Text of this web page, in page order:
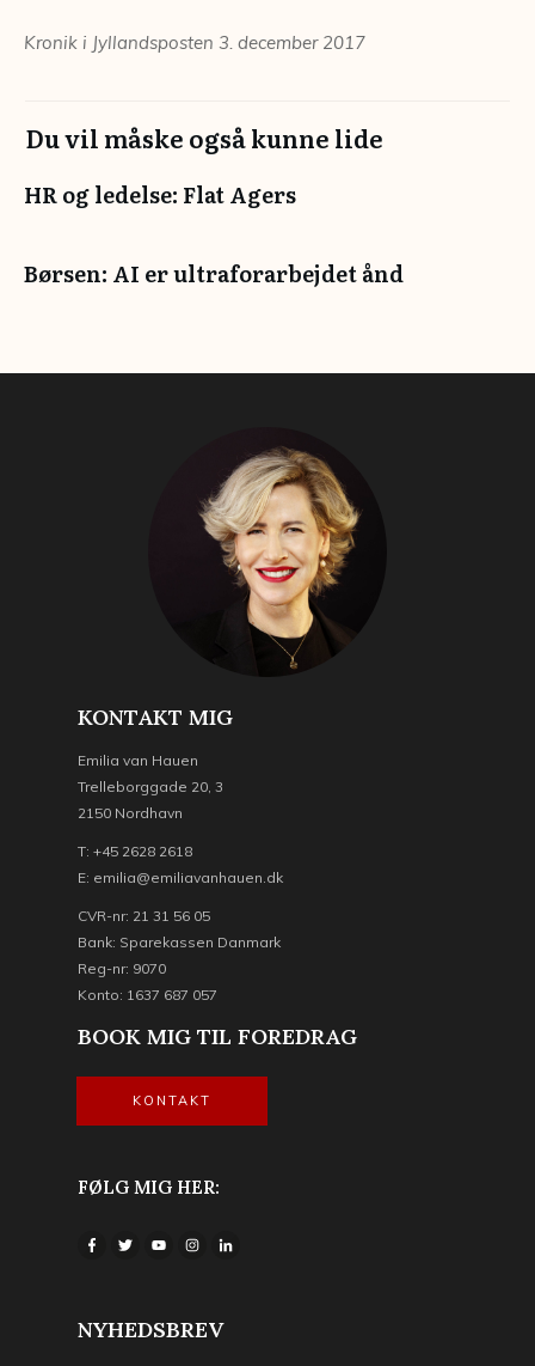
Kronik i Jyllandsposten 3. december 2017
Du vil måske også kunne lide
HR og ledelse: Flat Agers
Børsen: AI er ultraforarbejdet ånd
KONTAKT MIG
Emilia van Hauen
Trelleborggade 20, 3
2150 Nordhavn
T: +45 2628 2618
E: emilia@emiliavanhauen.dk
CVR-nr: 21 31 56 05
Bank: Sparekassen Danmark
Reg-nr: 9070
Konto: 1637 687 057
BOOK MIG TIL FOREDRAG
KONTAKT
FØLG MIG HER:
NYHEDSBREV